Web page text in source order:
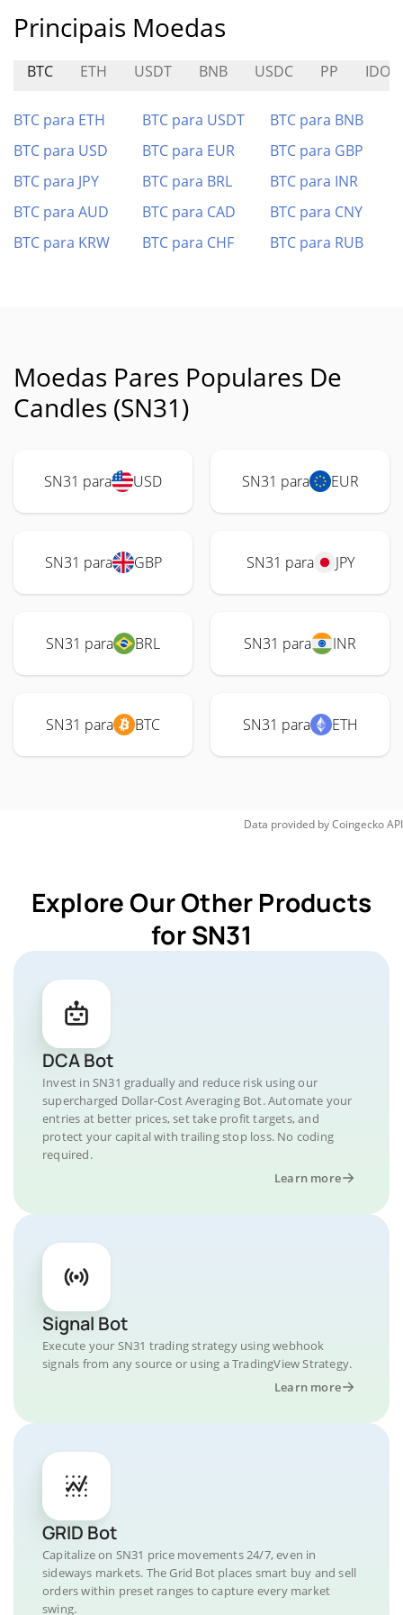
Principais Moedas
BTC ETH USDT BNB USDC PP IDO
BTC para ETH BTC para USDT
BTC para BNB
BTC para USD
BTC para EUR
BTC para GBP
BTC para JPY
BTC para BRL
BTC para INR
BTC para AUD
BTC para CAD
BTC para CNY
BTC para KRW
BTC para CHF BTC para RUB
Moedas Pares Populares De
Candles (SN31)
SN31 para USD SN31 para EUR
SN31 para GBP SN31 para JPY
SN31 para BRL SN31 para INR
SN31 para BTC SN31 para ETH
Data provided byCoingeckoAPI
Explore Our Other Products
for SN31
DCA Bot
Invest in SN31 gradually and reduce risk using our
supercharged Dollar-Cost Averaging Bot. Automate your
entries at better prices, set take profit targets, and
protect your capital with trailing stop loss. No coding
required.
Learn more
Signal Bot
Execute your SN31 trading strategy using webhook
signals from any source or using a TradingView Strategy.
Learn more
GRID Bot
Capitalize on SN31 price movements 24/7, even in
sideways markets. The Grid Bot places smart buy and sell
orders within preset ranges to capture every market
swing.